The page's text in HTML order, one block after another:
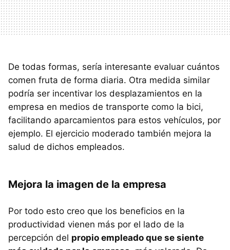
De todas formas, sería interesante evaluar cuántos
comen fruta de forma diaria. Otra medida similar
podría ser incentivar los desplazamientos en la
empresa en medios de transporte como la bici,
facilitando aparcamientos para estos vehículos, por
ejemplo. El ejercicio moderado también mejora la
salud de dichos empleados.
Mejora la imagen de la empresa
Por todo esto creo que los beneficios en la
productividad vienen más por el lado de la
percepción del propio empleado que se siente